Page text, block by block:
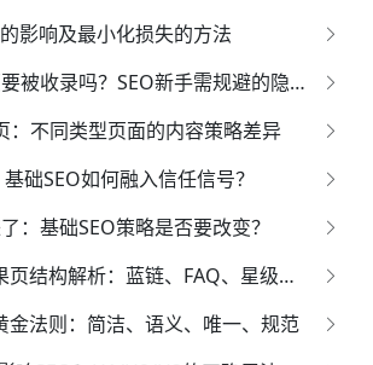
影响及最小化损失的方法
站内搜索结果页要被收录吗？SEO新手需规避的隐性陷阱
：不同类型页面的内容策略差异
础SEO如何融入信任信号？
：基础SEO策略是否要改变？
Google搜索结果页结构解析：蓝链、FAQ、星级、图文片段
金法则：简洁、语义、唯一、规范